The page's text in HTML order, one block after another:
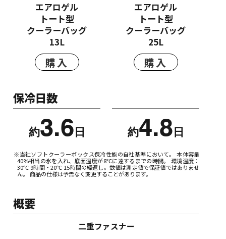
エアロゲル
トート型
クーラーバッグ
13L
購入
エアロゲル
トート型
クーラーバッグ
25L
購入
保冷日数
約3.6 日 約4.8 日
※当社ソフトクーラーボックス保冷性能の自社基準において。 本体容量
40%相当の氷を入れ、底面温度が8℃に達するまでの時間。 環境温度：
30℃ 9時間・20℃ 15時間の繰返し。数値は測定値で保証値ではありませ
ん。 商品の仕様は予告なく変更することがあります。
概要
二重ファスナー